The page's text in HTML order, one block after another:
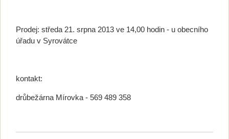
Prodej: středa 21. srpna 2013 ve 14,00 hodin - u obecního
úřadu v Syrovátce
kontakt:
drůbežárna Mírovka - 569 489 358